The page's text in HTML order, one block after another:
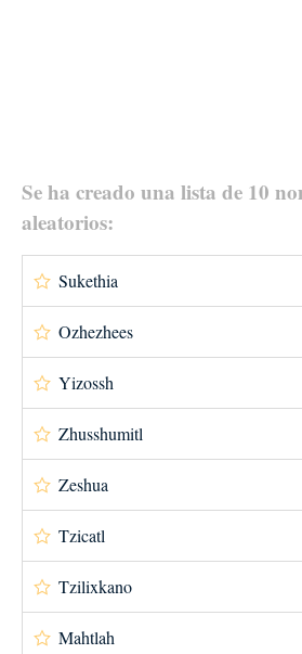
Se ha creado una lista de 10
aleatorios:
Sukethia
Ozhezhees
Yizossh
Zhusshumitl
Zeshua
Tzicatl
Tzilixkano
Mahtlah